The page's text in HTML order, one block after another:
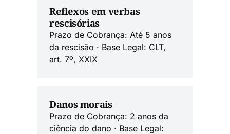
Reflexos em verbas
rescisórias
Prazo de Cobrança: Até 5 anos
da rescisão · Base Legal: CLT,
art. 7º, XXIX
Danos morais
Prazo de Cobrança: 2 anos da
ciência do dano · Base Legal: